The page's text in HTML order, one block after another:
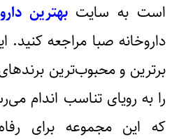
است به سایتبهترین
داروخانه صبا مراجعه کنید.
برترین و محبوب‌ترین
را به رویای تناسب اندام
که این مجموعه برای